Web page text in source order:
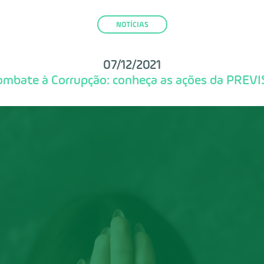
NOTÍCIAS
07/12/2021
à Corrupção: conheça as ações da